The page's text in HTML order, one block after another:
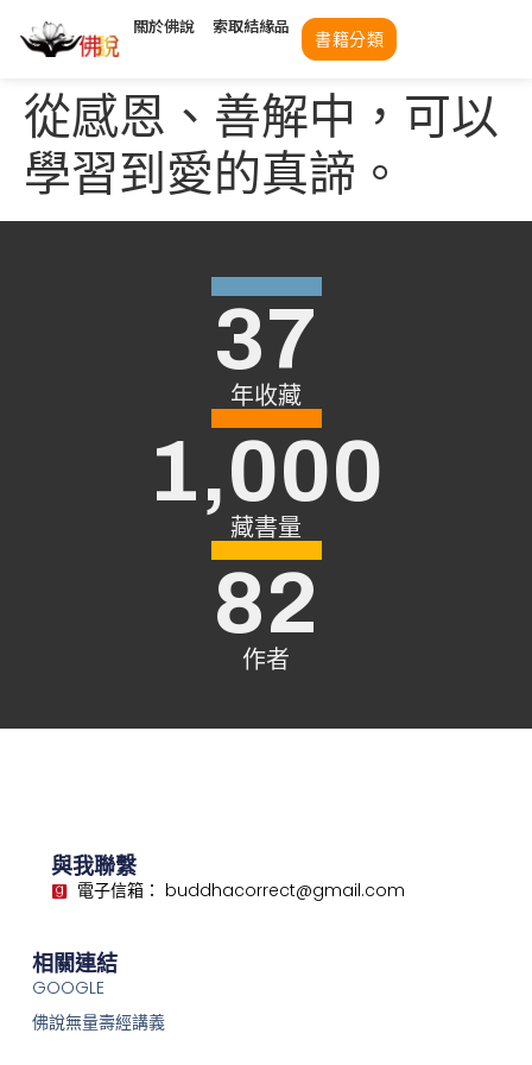
關於佛說 索取結緣品
書籍分類
從感恩、善解中，可以
學習到愛的真諦。
年收藏
37
藏書量
1,000
作者
82
與我聯繫
電子信箱： buddhacorrect@gmail.com
相關連結
GOOGLE
佛說無量壽經講義